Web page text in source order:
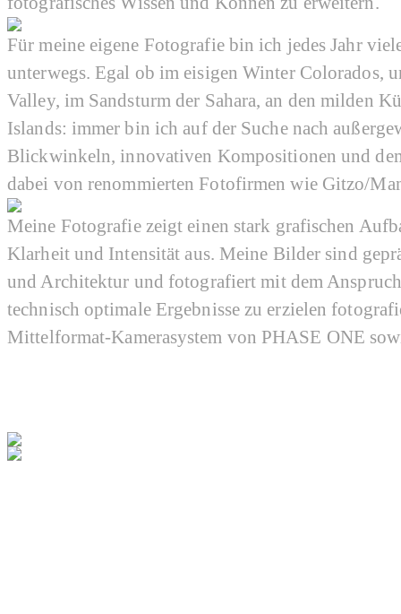
Für meine eigene Fotografie bin ich jedes Jahr
unterwegs. Egal ob im eisigen Winter Colorados,
Valley, im Sandsturm der Sahara, an den milden
Islands: immer bin ich auf der Suche nach
Blickwinkeln, innovativen Kompositionen und
dabei von renommierten Fotofirmen wie Gitzo/
Meine Fotografie zeigt einen stark grafischen
Klarheit und Intensität aus. Meine Bilder sind
und Architektur und fotografiert mit dem
technisch optimale Ergebnisse zu erzielen
Mittelformat-Kamerasystem von PHASE ONE